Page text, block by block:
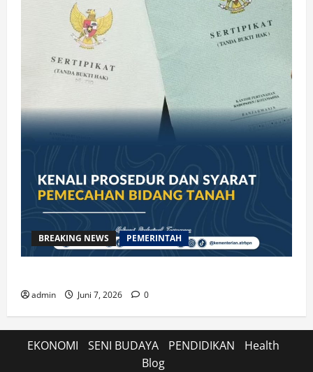
BREAKING NEWS PEMERINTAH
admin Juni 7, 2026 0
EKONOMI SENI BUDAYA PENDIDIKAN
Health
Blog